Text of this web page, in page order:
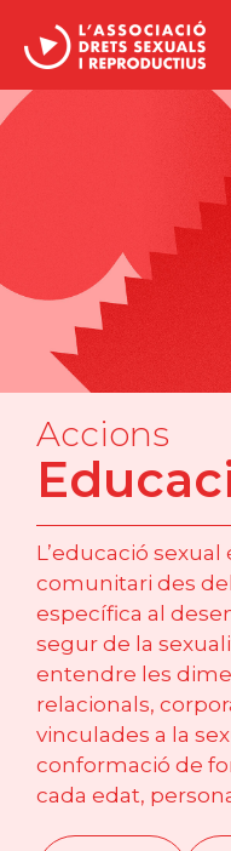
Accions
L’educació
comunitari des
específica al
segur de la
entendre les
relacionals,
vinculades a la
conformació de
cada edat,